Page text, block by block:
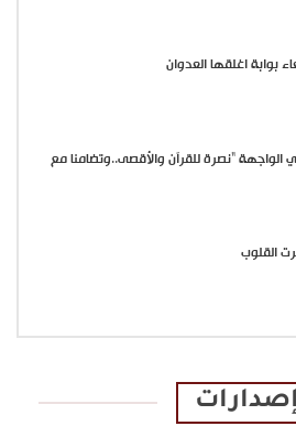
بوابة اغلقها العدوان
الواجهة “نصرة للقرآن والأقصى..وتضامنا مع
القلوب
إصدارات